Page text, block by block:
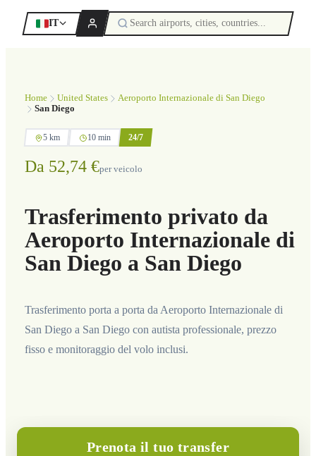
IT
Home United States
Aeroporto Internazionale di San Diego
San Diego
5 km 10 min 24/7
Da 52,74 €per veicolo
Trasferimento privato da
Aeroporto Internazionale di
San Diego a San Diego
Trasferimento porta a porta da Aeroporto Internazionale di
San Diego a San Diego con autista professionale, prezzo
fisso e monitoraggio del volo inclusi.
Prenota il tuo transfer